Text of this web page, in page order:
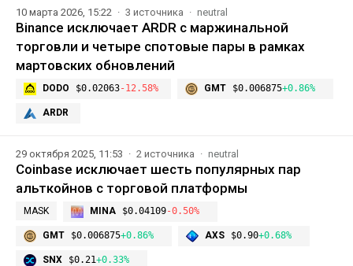
10 марта 2026, 15:22 3 источника neutral
Binance исключает ARDR с маржинальной
торговли и четыре спотовые пары в рамках
мартовских обновлений
DODO $0.02063-12.58% GMT $0.006875+0.86%
ARDR
29 октября 2025, 11:53 2 источника neutral
Coinbase исключает шесть популярных пар
альткойнов с торговой платформы
MASK MINA $0.04109-0.50%
GMT $0.006875+0.86% AXS $0.90+0.68%
SNX $0.21+0.33%